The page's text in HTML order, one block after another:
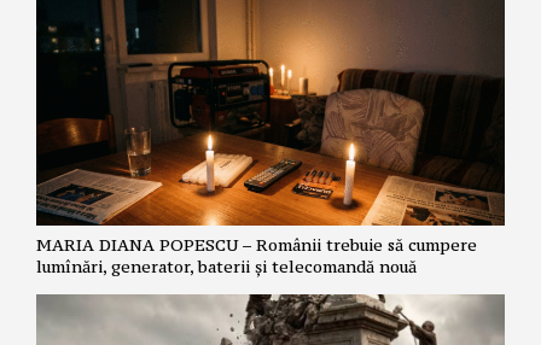
MARIA DIANA POPESCU – Românii trebuie să cumpere
lumînări, generator, baterii și telecomandă nouă